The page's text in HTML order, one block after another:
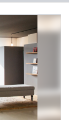
％）
実績）
決算賞与
分／2万1,750
します。
ます。
いでどんどん